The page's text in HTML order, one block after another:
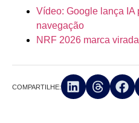
Vídeo: Google lança IA
navegação
NRF 2026 marca
COMPARTILHE: